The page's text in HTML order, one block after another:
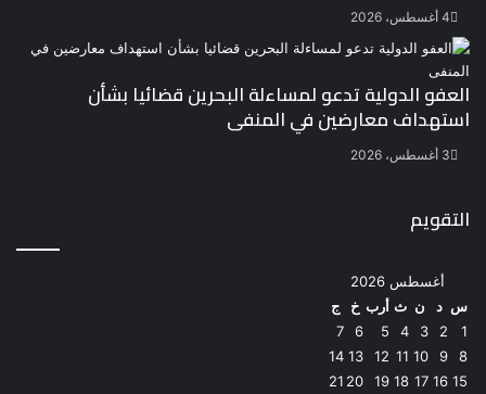
4 أغسطس، 2026
العفو الدولية تدعو لمساءلة البحرين قضائيا بشأن
استهداف معارضين في المنفى
3 أغسطس، 2026
التقويم
أغسطس 2026
س د ن ث أرب خ
ج
1
2
3
4
5
6
7
8
9
10
11
12
13
14
15
16
17
18
19
20
21